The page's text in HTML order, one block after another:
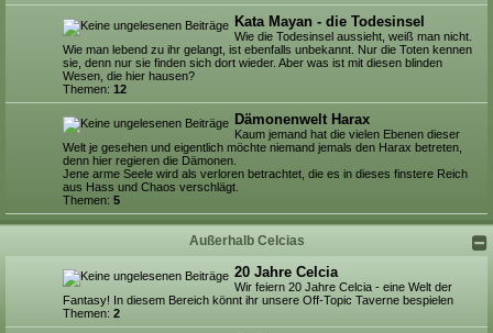
Kata Mayan - die Todesinsel
Wie die Todesinsel aussieht, weiß man nicht.
Wie man lebend zu ihr gelangt, ist ebenfalls unbekannt. Nur die Toten kennen
sie, denn nur sie finden sich dort wieder. Aber was ist mit diesen blinden
Wesen, die hier hausen?
Themen: 12
Dämonenwelt Harax
Kaum jemand hat die vielen Ebenen dieser
Welt je gesehen und eigentlich möchte niemand jemals den Harax betreten,
denn hier regieren die Dämonen.
Jene arme Seele wird als verloren betrachtet, die es in dieses finstere Reich
aus Hass und Chaos verschlägt.
Themen: 5
Außerhalb Celcias
20 Jahre Celcia
Wir feiern 20 Jahre Celcia - eine Welt der
Fantasy! In diesem Bereich könnt ihr unsere Off-Topic Taverne bespielen
Themen: 2